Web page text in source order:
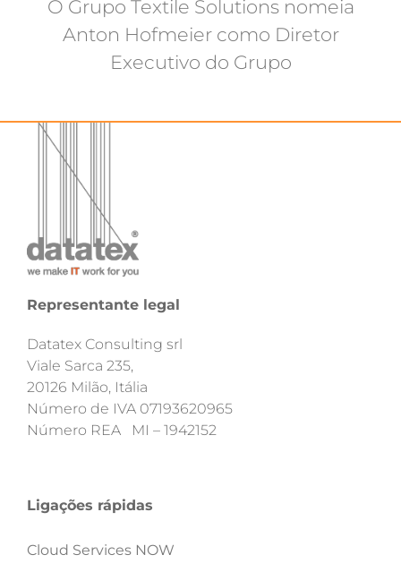
O Grupo Textile Solutions nomeia
Anton Hofmeier como Diretor
Executivo do Grupo
Representante legal
Datatex Consulting srl
Viale Sarca 235,
20126 Milão, Itália
Número de IVA 07193620965
Número REA MI – 1942152
Ligações rápidas
Cloud Services NOW